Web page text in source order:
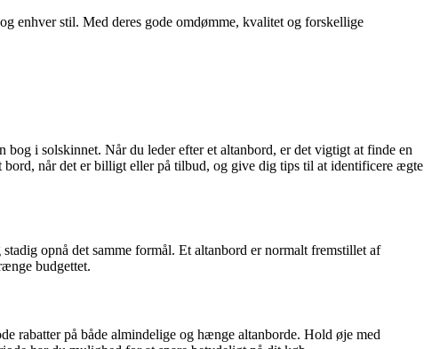
enhver stil. Med deres gode omdømme, kvalitet og forskellige
i solskinnet. Når du leder efter et altanbord, er det vigtigt at finde en
når det er billigt eller på tilbud, og give dig tips til at identificere ægte
opnå det samme formål. Et altanbord er normalt fremstillet af
budgettet.
rabatter på både almindelige og hænge altanborde. Hold øje med